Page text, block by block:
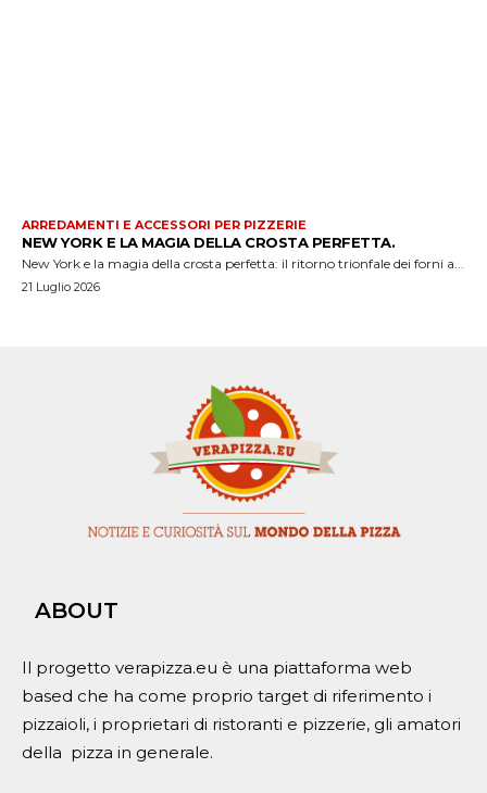
ARREDAMENTI E ACCESSORI PER PIZZERIE
NEW YORK E LA MAGIA DELLA CROSTA PERFETTA.
New York e la magia della crosta perfetta: il ritorno trionfale dei forni a...
21 Luglio 2026
ABOUT
Il progetto verapizza.eu è una piattaforma web
based che ha come proprio target di riferimento i
pizzaioli, i proprietari di ristoranti e pizzerie, gli amatori
della pizza in generale.